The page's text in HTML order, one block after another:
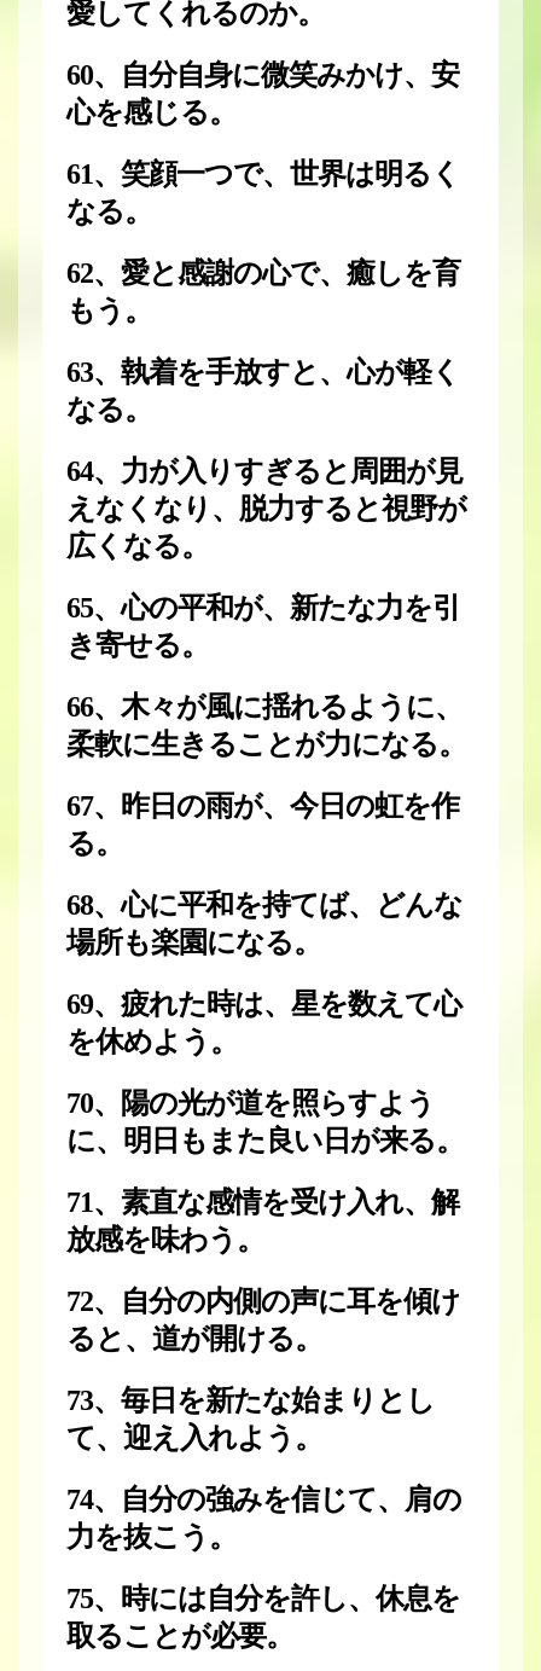
愛してくれるのか。
60、自分自身に微笑みかけ、安
心を感じる。
61、笑顔一つで、世界は明るく
なる。
62、愛と感謝の心で、癒しを育
もう。
63、執着を手放すと、心が軽く
なる。
64、力が入りすぎると周囲が見
えなくなり、脱力すると視野が
広くなる。
65、心の平和が、新たな力を引
き寄せる。
66、木々が風に揺れるように、
柔軟に生きることが力になる。
67、昨日の雨が、今日の虹を作
る。
68、心に平和を持てば、どんな
場所も楽園になる。
69、疲れた時は、星を数えて心
を休めよう。
70、陽の光が道を照らすよう
に、明日もまた良い日が来る。
71、素直な感情を受け入れ、解
放感を味わう。
72、自分の内側の声に耳を傾け
ると、道が開ける。
73、毎日を新たな始まりとし
て、迎え入れよう。
74、自分の強みを信じて、肩の
力を抜こう。
75、時には自分を許し、休息を
取ることが必要。